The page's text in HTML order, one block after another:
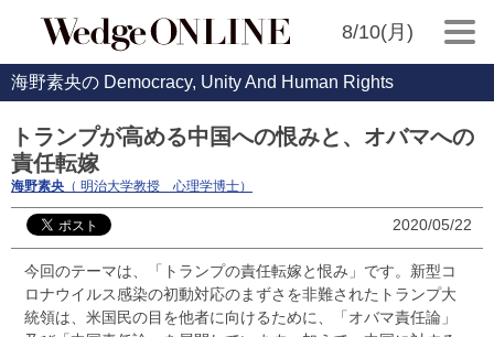
8/10(月)
海野素央の Democracy, Unity And Human Rights
トランプが高める中国への恨みと、オバマへの
責任転嫁
海野素央 （ 明治大学教授 心理学博士）
2020/05/22
今回のテーマは、「トランプの責任転嫁と恨み」です。新型コ
ロナウイルス感染の初動対応のまずさを非難されたトランプ大
統領は、米国民の目を他者に向けるために、「オバマ責任論」